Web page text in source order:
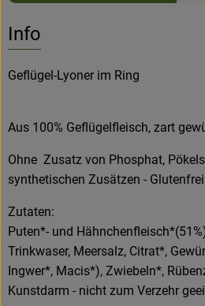
Info
Geflügel-Lyoner im Ring
Aus 100% Geflügelfleisch, zart
Ohne Zusatz von Phosphat,
synthetischen Zusätzen -
Zutaten:
Puten*- und
Trinkwaser, Meersalz, Citrat*,
Ingwer*, Macis*), Zwiebeln*,
Kunstdarm - nicht zum Verzehr